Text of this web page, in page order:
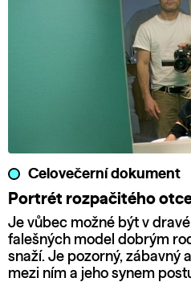
Celovečerní dokument
Portrét rozpačitého
Je vůbec možné být v
falešných model dobrým
snaží. Je pozorný, zábavný
mezi ním a jeho synem